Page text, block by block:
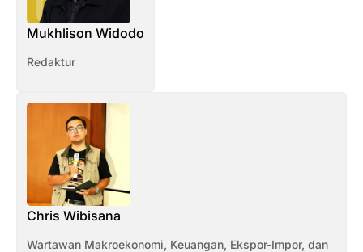
Mukhlison Widodo
Redaktur
Chris Wibisana
Wartawan Makroekonomi, Keuangan, Ekspor-Impor, dan